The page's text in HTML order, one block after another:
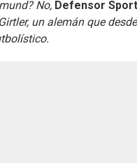
No, Defensor
un alemán que